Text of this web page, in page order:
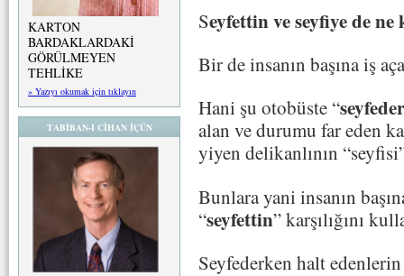
KARTON
BARDAKLARDAKİ
GÖRÜLMEYEN
TEHLİKE
» Yazıyı okumak için tıklayın
TABİBAN-I CİHAN İÇÜN
Seyfettin ve seyfiye de ne
Bir de insanın başına iş
Hani şu otobüste “
alan ve durumu far eden
yiyen delikanlının
Bunlara yani insanın
“seyfettin” karşılığını
Seyfederken halt